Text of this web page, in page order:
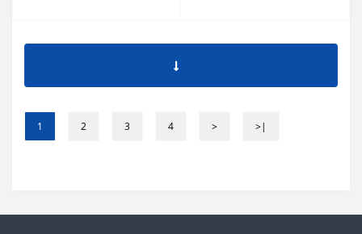
1 2 3 4 > >|